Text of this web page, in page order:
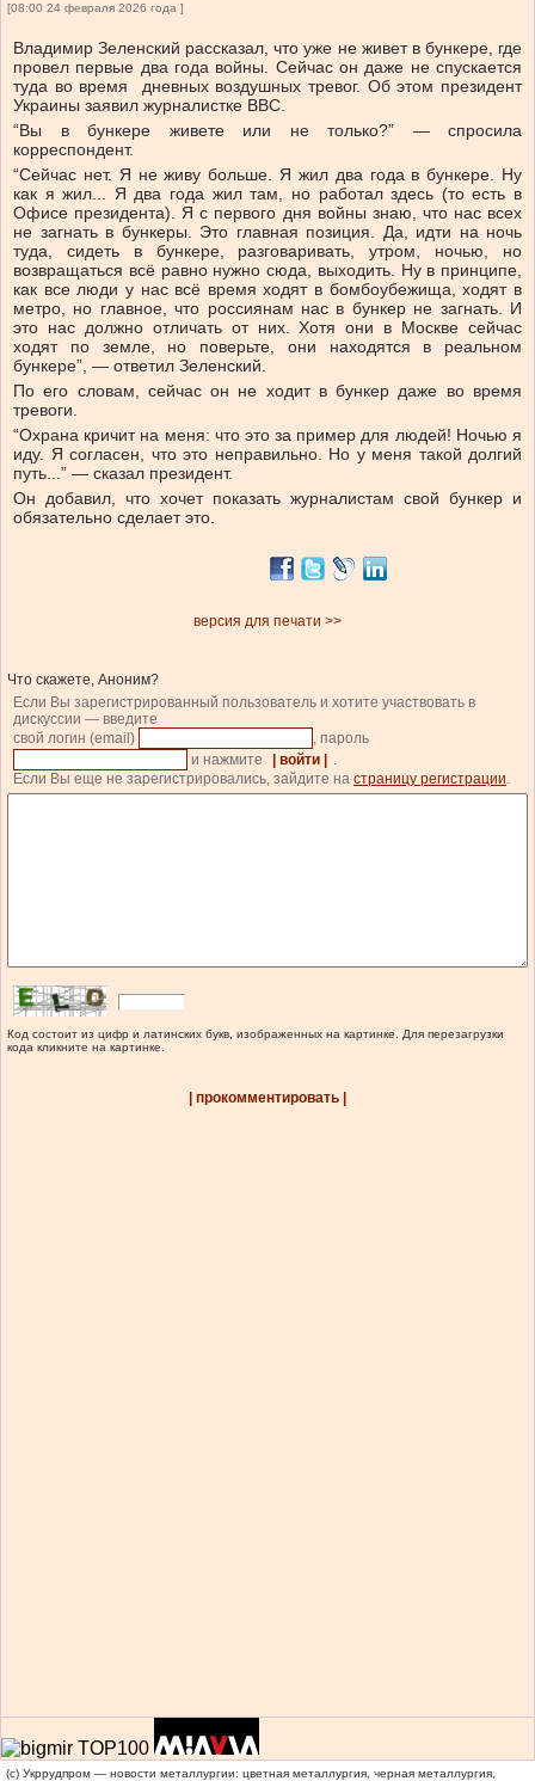
[08:00 24 февраля 2026 года ]
Владимир Зеленский рассказал, что уже не живет в бункере, где
провел первые два года войны. Сейчас он даже не спускается
туда во время дневных воздушных тревог. Об этом президент
Украины заявил журналистке ВВС.
“Вы в бункере живете или не только?” — спросила
корреспондент.
“Сейчас нет. Я не живу больше. Я жил два года в бункере. Ну
как я жил... Я два года жил там, но работал здесь (то есть в
Офисе президента). Я с первого дня войны знаю, что нас всех
не загнать в бункеры. Это главная позиция. Да, идти на ночь
туда, сидеть в бункере, разговаривать, утром, ночью, но
возвращаться всё равно нужно сюда, выходить. Ну в принципе,
как все люди у нас всё время ходят в бомбоубежища, ходят в
метро, но главное, что россиянам нас в бункер не загнать. И
это нас должно отличать от них. Хотя они в Москве сейчас
ходят по земле, но поверьте, они находятся в реальном
бункере”, — ответил Зеленский.
По его словам, сейчас он не ходит в бункер даже во время
тревоги.
“Охрана кричит на меня: что это за пример для людей! Ночью я
иду. Я согласен, что это неправильно. Но у меня такой долгий
путь...” — сказал президент.
Он добавил, что хочет показать журналистам свой бункер и
обязательно сделает это.
версия для печати >>
Что скажете, Аноним?
Если Вы зарегистрированный пользователь и хотите участвовать в
дискуссии — введите
свой логин (email)
, пароль
и нажмите
| войти |
.
Если Вы еще не зарегистрировались, зайдите на страницу регистрации.
Код состоит из цифр и латинских букв, изображенных на картинке. Для перезагрузки
кода кликните на картинке.
| прокомментировать |
(c) Укррудпром — новости металлургии: цветная металлургия, черная металлургия,